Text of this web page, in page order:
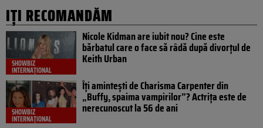
IȚI RECOMANDĂM
SHOWBIZ
INTERNAȚIONAL
Nicole Kidman are iubit nou? Cine este
bărbatul care o face să râdă după divorțul de
Keith Urban
SHOWBIZ
INTERNAȚIONAL
Îți amintești de Charisma Carpenter din
„Buffy, spaima vampirilor”? Actrița este de
nerecunoscut la 56 de ani